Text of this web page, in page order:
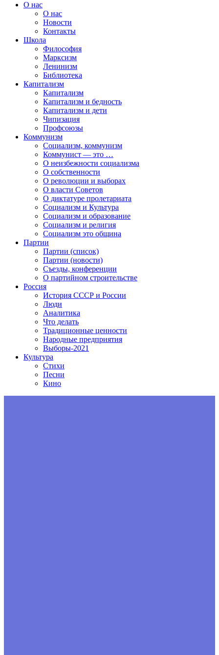
О нас
О нас
Новости
Контакты
Школа
Философия
Марксизм
Ленинизм
Библиотека
Капитализм
Капитализм
Капитализм и бедность
Капитализм и дети
Чипизация
Профсоюзы
Коммунизм
Социализм, коммунизм
Коммунист — это …
О неизбежности социализма
О собственности
О революции и выборах
О власти Советов
О диктатуре пролетариата
Социализм и Культура
Социализм и образование
Социализм и религия
Социализм это община
Партии
Партии (список)
Партии (новости)
Съезды, конференции
О партийном строительстве
Россия
История СССР и России
Люди
Аналитика
Что делать
Традиционные ценности
Народные предприятия
Выборы-2021
Культура
Стихи
Песни
Кино